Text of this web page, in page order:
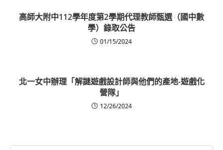
高師大附中112學年度第2學期代理教師甄選（國中數
學）錄取公告
01/15/2024
北一女中辦理「解謎遊戲設計師與他們的產地-遊戲化
營隊」
12/26/2024